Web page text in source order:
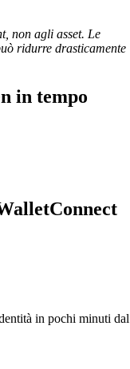
non agli asset. Le
ridurre drasticamente
in tempo
in pochi minuti dal